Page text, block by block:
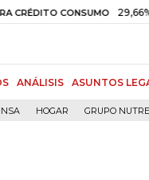
CONSUMO 29,66%
ANÁLISIS ASUNTOS
HOGAR GRUPO